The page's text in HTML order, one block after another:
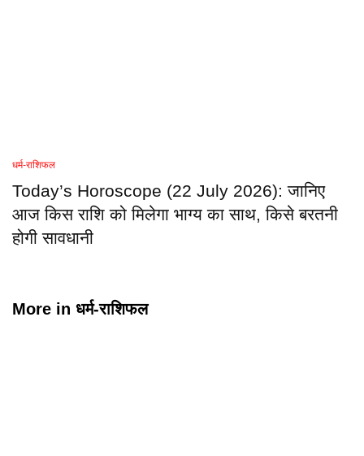
धर्म-राशिफल
Today’s Horoscope (22 July 2026): जानिए
आज किस राशि को मिलेगा भाग्य का साथ, किसे बरतनी
होगी सावधानी
More in धर्म-राशिफल